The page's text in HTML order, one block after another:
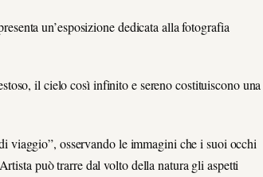
un’esposizione dedicata alla fotografia
il cielo così infinito e sereno costituiscono una
viaggio”, osservando le immagini che i suoi occhi
può trarre dal volto della natura gli aspetti